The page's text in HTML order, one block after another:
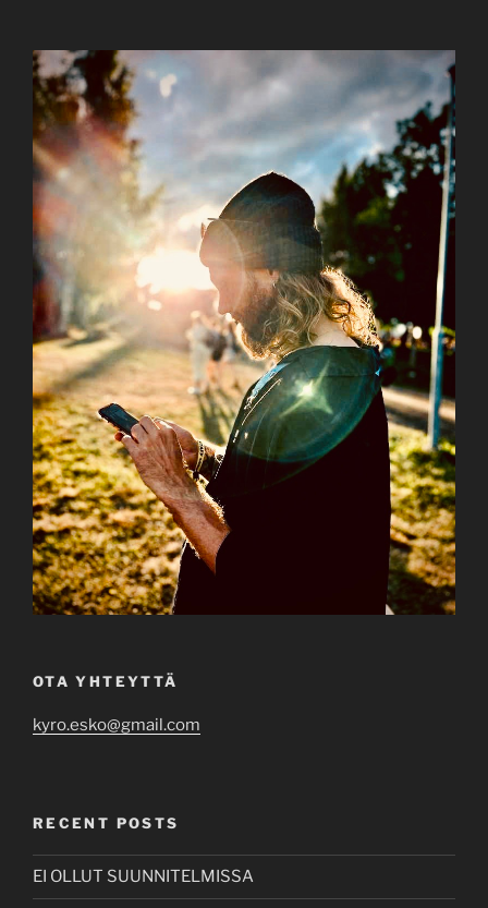
OTA YHTEYTTÄ
kyro.esko@gmail.com
RECENT POSTS
EI OLLUT SUUNNITELMISSA